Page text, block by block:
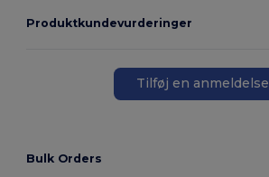
Produktkundevurderinger
Tilføj en anmeldelse
Bulk Orders